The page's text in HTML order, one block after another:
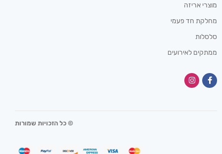
מוצרי אריזה
מחלקת חד פעמי
סלסלות
ממתקים לאירועים
© כל הזכויות שמורות